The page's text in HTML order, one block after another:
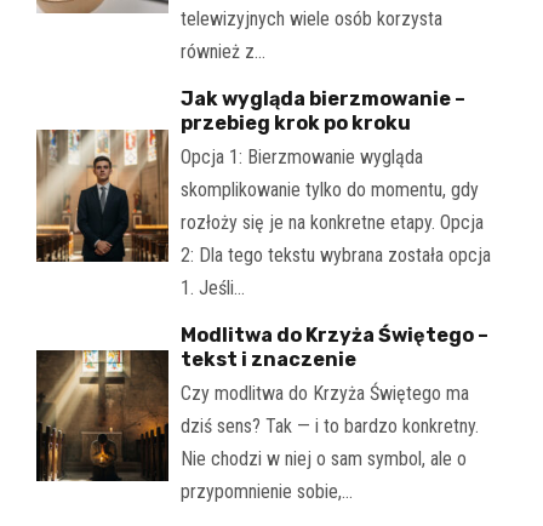
telewizyjnych wiele osób korzysta
również z…
Jak wygląda bierzmowanie –
przebieg krok po kroku
Opcja 1: Bierzmowanie wygląda
skomplikowanie tylko do momentu, gdy
rozłoży się je na konkretne etapy. Opcja
2: Dla tego tekstu wybrana została opcja
1. Jeśli…
Modlitwa do Krzyża Świętego –
tekst i znaczenie
Czy modlitwa do Krzyża Świętego ma
dziś sens? Tak — i to bardzo konkretny.
Nie chodzi w niej o sam symbol, ale o
przypomnienie sobie,…